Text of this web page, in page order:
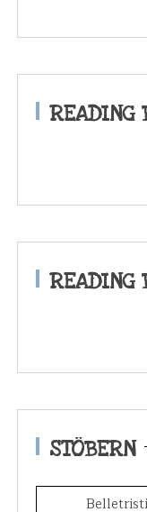
READING
READING
STÖBERN